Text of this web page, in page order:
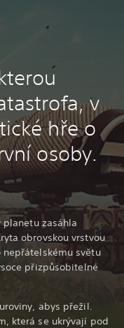
v
hře o
osoby.
zasáhla
obrovskou vrstvou
světu
přizpůsobitelné
abys přežil.
která se ukrývají pod